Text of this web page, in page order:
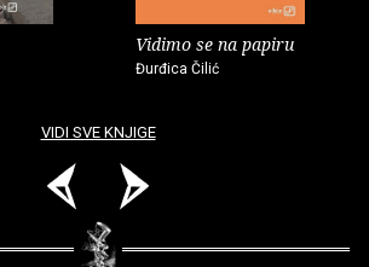
Vidimo se na papiru
Đurđica Čilić
VIDI SVE KNJIGE